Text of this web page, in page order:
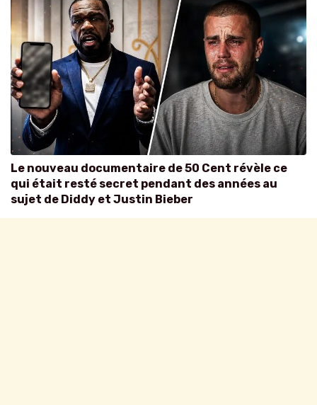
Le nouveau documentaire de 50 Cent révèle ce
qui était resté secret pendant des années au
sujet de Diddy et Justin Bieber